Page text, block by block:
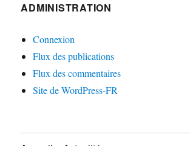
ADMINISTRATION
Connexion
Flux des publications
Flux des commentaires
Site de WordPress-FR